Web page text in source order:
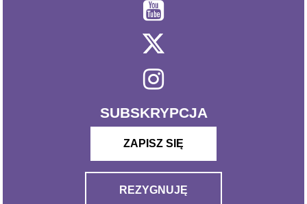
SUBSKRYPCJA
ZAPISZ SIĘ
REZYGNUJĘ